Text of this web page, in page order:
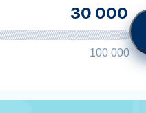
100 000